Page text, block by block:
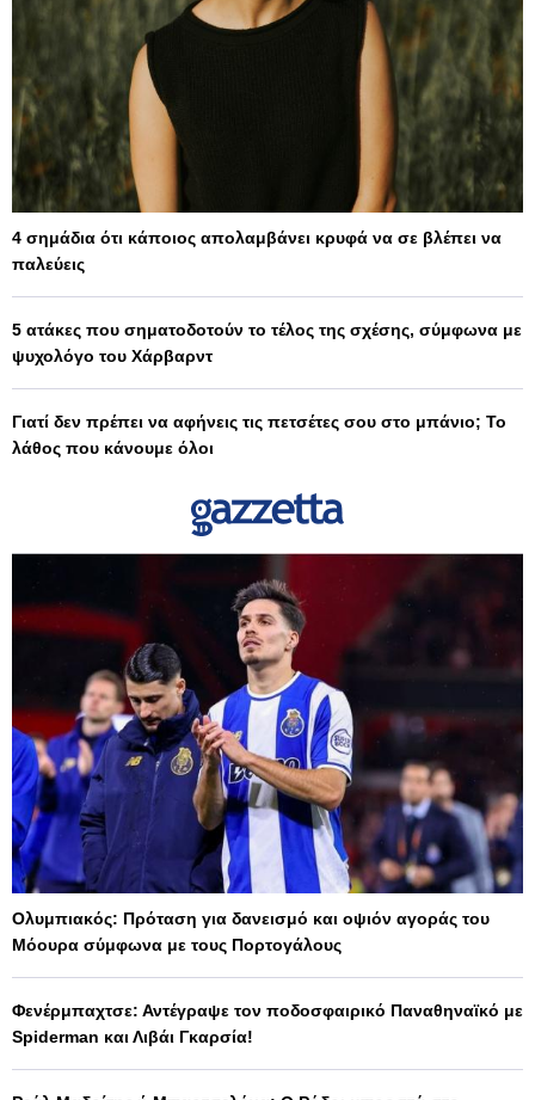
4 σημάδια ότι κάποιος απολαμβάνει κρυφά να σε βλέπει να
παλεύεις
5 ατάκες που σηματοδοτούν το τέλος της σχέσης, σύμφωνα με
ψυχολόγο του Χάρβαρντ
Γιατί δεν πρέπει να αφήνεις τις πετσέτες σου στο μπάνιο; Το
λάθος που κάνουμε όλοι
Ολυμπιακός: Πρόταση για δανεισμό και οψιόν αγοράς του
Μόουρα σύμφωνα με τους Πορτογάλους
Φενέρμπαχτσε: Αντέγραψε τον ποδοσφαιρικό Παναθηναϊκό με
Spiderman και Λιβάι Γκαρσία!